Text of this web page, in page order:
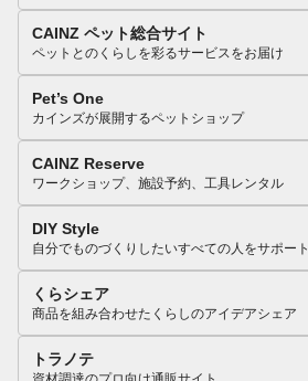
CAINZ ペット総合サイト
ペットとのくらしを彩るサービスをお届け
Pet’s One
カインズが展開するペットショップ
CAINZ Reserve
ワークショップ、施設予約、工具レンタル
DIY Style
自分でものづくりしたいすべての人をサポート
くらシェア
商品を組み合わせたくらしのアイデアシェア
トラノテ